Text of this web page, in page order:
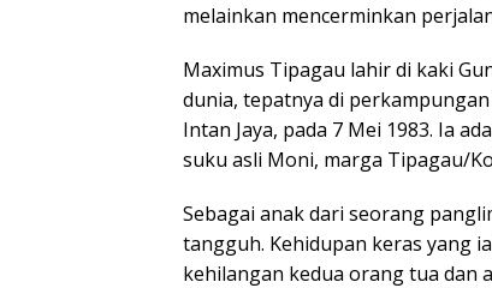
melainkan mencerminkan
Maximus Tipagau lahir di kaki
dunia, tepatnya di
Intan Jaya, pada 7 Mei 1983. Ia
suku asli Moni, marga Tipagau/
Sebagai anak dari seorang
tangguh. Kehidupan keras yang
kehilangan kedua orang tua dan